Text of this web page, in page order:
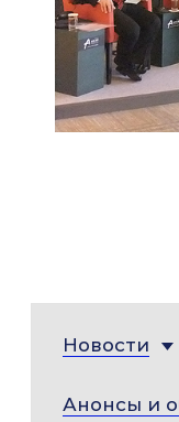
Новости
Анонсы и